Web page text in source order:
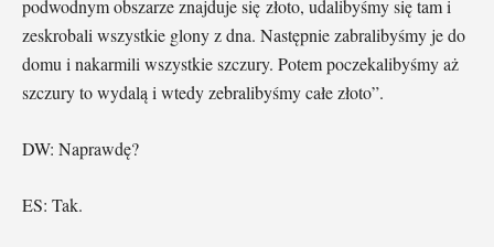
podwodnym obszarze znajduje się złoto, udalibyśmy się tam i
zeskrobali wszystkie glony z dna. Następnie zabralibyśmy je do
domu i nakarmili wszystkie szczury. Potem poczekalibyśmy aż
szczury to wydalą i wtedy zebralibyśmy całe złoto”.
DW: Naprawdę?
ES: Tak.